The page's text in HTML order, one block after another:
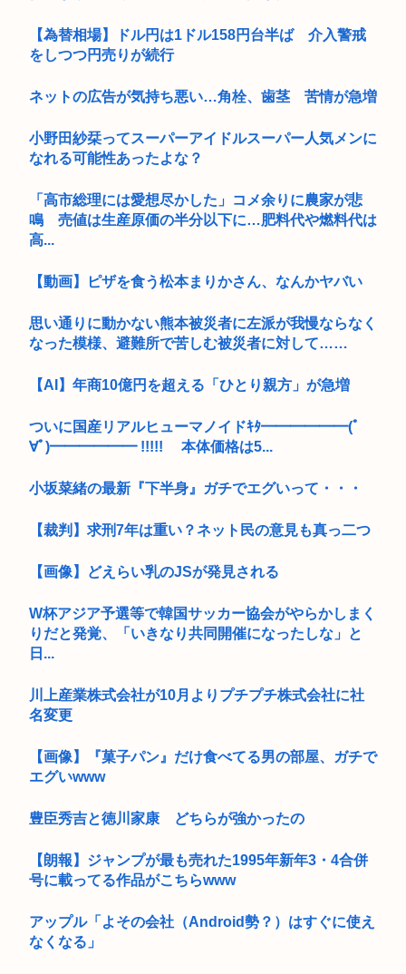
【為替相場】ドル円は1ドル158円台半ば 介入警戒
をしつつ円売りが続行
ネットの広告が気持ち悪い…角栓、歯茎 苦情が急増
小野田紗栞ってスーパーアイドルスーパー人気メンに
なれる可能性あったよな？
「高市総理には愛想尽かした」コメ余りに農家が悲
鳴 売値は生産原価の半分以下に…肥料代や燃料代は
高...
【動画】ピザを食う松本まりかさん、なんかヤバい
思い通りに動かない熊本被災者に左派が我慢ならなく
なった模様、避難所で苦しむ被災者に対して……
【AI】年商10億円を超える「ひとり親方」が急増
ついに国産リアルヒューマノイドｷﾀ━━━━━━(ﾟ
∀ﾟ)━━━━━━ !!!!! 本体価格は5...
小坂菜緒の最新『下半身』ガチでエグいって・・・
【裁判】求刑7年は重い？ネット民の意見も真っ二つ
【画像】どえらい乳のJSが発見される
W杯アジア予選等で韓国サッカー協会がやらかしまく
りだと発覚、「いきなり共同開催になったしな」と
日...
川上産業株式会社が10月よりプチプチ株式会社に社
名変更
【画像】『菓子パン』だけ食べてる男の部屋、ガチで
エグいwww
豊臣秀吉と徳川家康 どちらが強かったの
【朗報】ジャンプが最も売れた1995年新年3・4合併
号に載ってる作品がこちらwww
アップル「よその会社（Android勢？）はすぐに使え
なくなる」